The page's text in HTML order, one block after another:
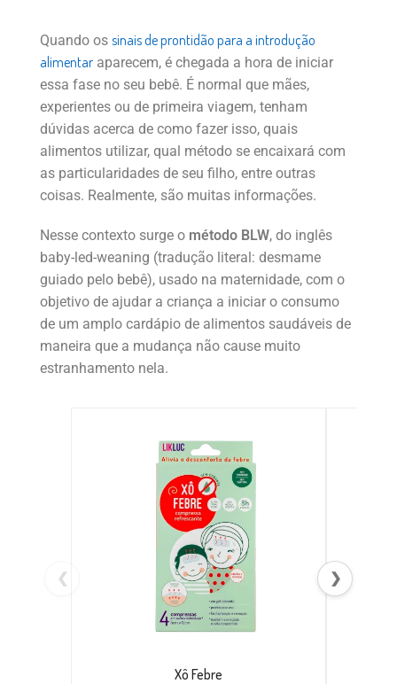
Quando os sinais de prontidão para a introdução
alimentar aparecem, é chegada a hora de iniciar
essa fase no seu bebê. É normal que mães,
experientes ou de primeira viagem, tenham
dúvidas acerca de como fazer isso, quais
alimentos utilizar, qual método se encaixará com
as particularidades de seu filho, entre outras
coisas. Realmente, são muitas informações.
Nesse contexto surge o método BLW, do inglês
baby-led-weaning (tradução literal: desmame
guiado pelo bebê), usado na maternidade, com o
objetivo de ajudar a criança a iniciar o consumo
de um amplo cardápio de alimentos saudáveis de
maneira que a mudança não cause muito
estranhamento nela.
❮
Xô Febre
❯